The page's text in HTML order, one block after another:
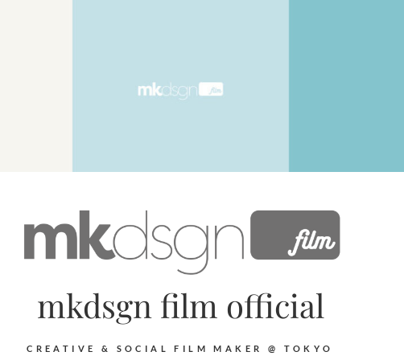
mkdsgn film official
CREATIVE & SOCIAL FILM MAKER @ TOKYO